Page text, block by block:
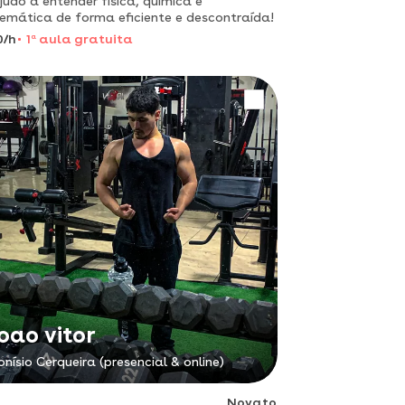
de forma eficiente e descontraída!
h
1 aaula gratuita
vitor
Cerqueira (presencial & online)
Novato